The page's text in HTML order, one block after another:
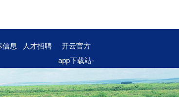
信息 人才招聘
开云官方
app下载站-
国）